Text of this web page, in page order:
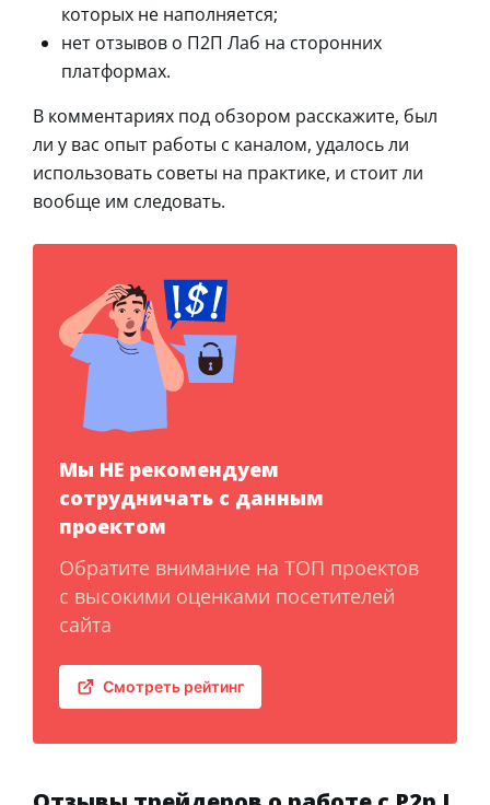
которых не наполняется;
нет отзывов о П2П Лаб на сторонних
платформах.
В комментариях под обзором расскажите, был
ли у вас опыт работы с каналом, удалось ли
использовать советы на практике, и стоит ли
вообще им следовать.
Мы НЕ рекомендуем
сотрудничать с данным
проектом
Обратите внимание на ТОП проектов
с высокими оценками посетителей
сайта
Смотреть рейтинг